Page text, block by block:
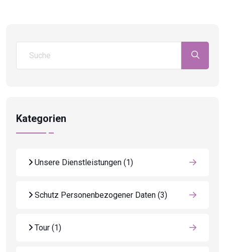
Kategorien
Unsere Dienstleistungen (1)
Schutz Personenbezogener Daten (3)
Tour (1)